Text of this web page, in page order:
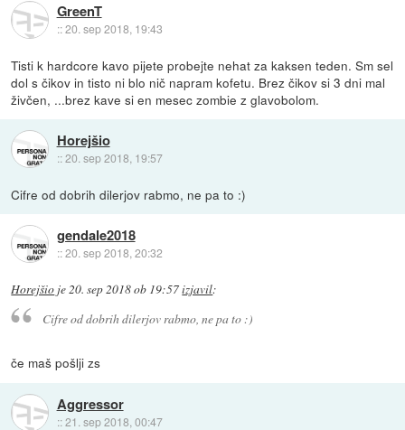
GreenT
::20. sep 2018, 19:43
Tisti k hardcore kavo pijete probejte nehat za kaksen teden. Sm sel
dol s čikov in tisto ni blo nič napram kofetu. Brez čikov si 3 dni mal
živčen, ...brez kave si en mesec zombie z glavobolom.
Horejšio
::20. sep 2018, 19:57
Cifre od dobrih dilerjov rabmo, ne pa to :)
gendale2018
::20. sep 2018, 20:32
Horejšio je20. sep 2018 ob 19:57izjavil:
Cifre od dobrih dilerjov rabmo, ne pa to :)
če maš pošlji zs
Aggressor
::21. sep 2018, 00:47